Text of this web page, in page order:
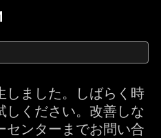
しました。しばらく時
しください。改善しな
センターまでお問い合